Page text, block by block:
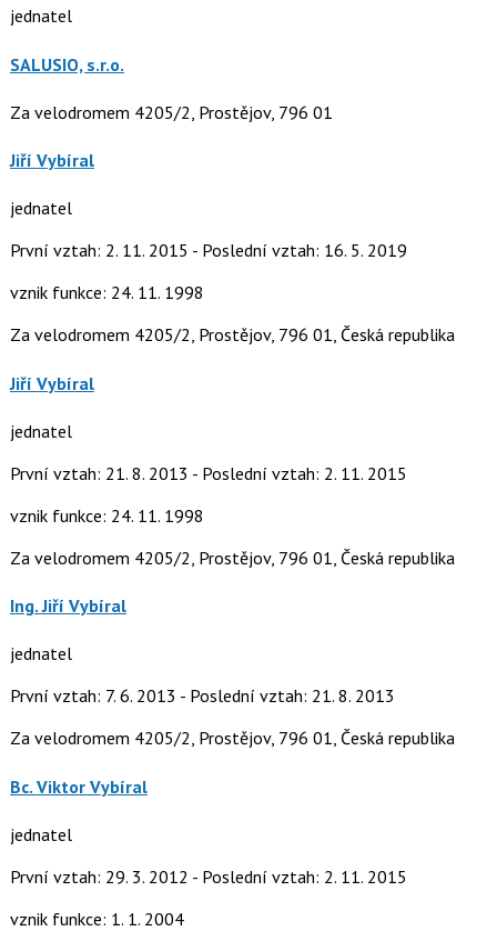
jednatel
SALUSIO, s.r.o.
Za velodromem 4205/2, Prostějov, 796 01
Jiří Vybíral
jednatel
První vztah: 2. 11. 2015 - Poslední vztah: 16. 5. 2019
vznik funkce: 24. 11. 1998
Za velodromem 4205/2, Prostějov, 796 01, Česká republika
Jiří Vybíral
jednatel
První vztah: 21. 8. 2013 - Poslední vztah: 2. 11. 2015
vznik funkce: 24. 11. 1998
Za velodromem 4205/2, Prostějov, 796 01, Česká republika
Ing. Jiří Vybíral
jednatel
První vztah: 7. 6. 2013 - Poslední vztah: 21. 8. 2013
Za velodromem 4205/2, Prostějov, 796 01, Česká republika
Bc. Viktor Vybíral
jednatel
První vztah: 29. 3. 2012 - Poslední vztah: 2. 11. 2015
vznik funkce: 1. 1. 2004